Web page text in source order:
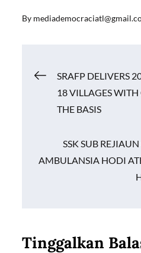
e
o
ail at
p
p
p
n
k
By
Navigasi
pos
SRAFP DELIVERS
18 VILLAGES
THE BASIS
SSK SUB
AMBULANSIA HODI
Tinggalkan